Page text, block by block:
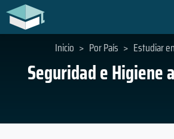
Seguridad e Higiene
Inicio > Por País > Estudiar